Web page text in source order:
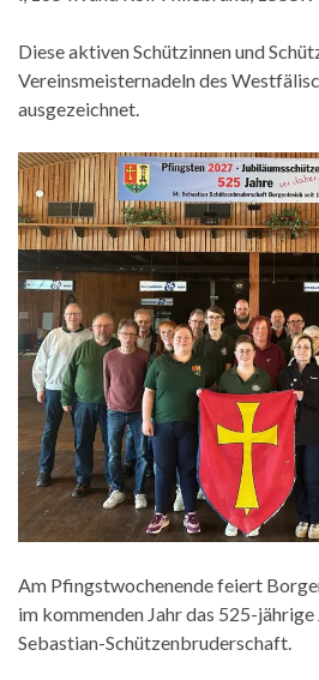
Diese aktiven Schützinnen und
Vereinsmeisternadeln des
ausgezeichnet.
Am Pfingstwochenende feiert
im kommenden Jahr das 525-jährige
Sebastian-Schützenbruderschaft.